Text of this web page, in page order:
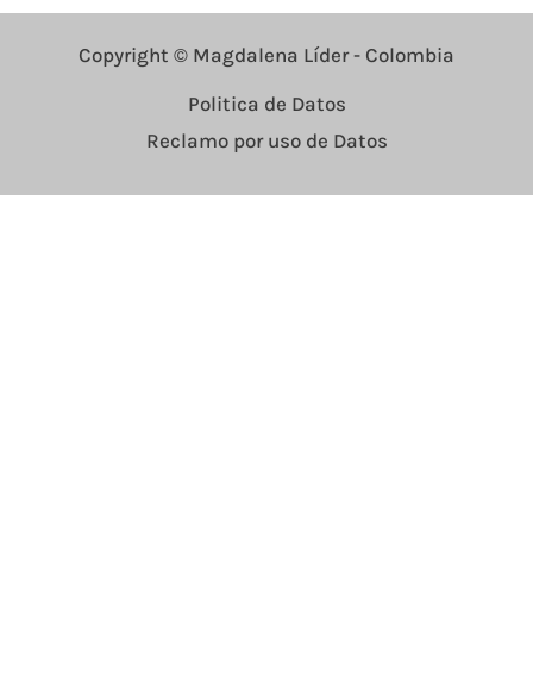
Copyright © Magdalena Líder - Colombia
Politica de Datos
Reclamo por uso de Datos